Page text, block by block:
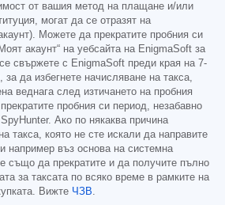
от вашия метод на плащане и/или
могат да се отразят на
Можете да прекратите пробния си
акаунт“ на уебсайта на EnigmaSoft за
свържете с EnigmaSoft преди края на 7-
да избегнете начисляване на такса,
веднага след изтичането на пробния
пробния си период, незабавно
Ако по някаква причина
такса, която не сте искали да направите
например въз основа на системна
също да прекратите и да получите пълно
за таксата по всяко време в рамките на
Вижте ЧЗВ.